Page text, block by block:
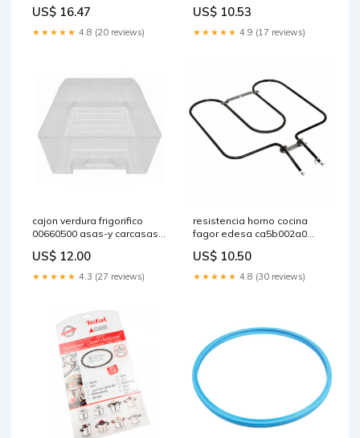
US$ 16.47
★★★★★ 4.8 (20 reviews)
US$ 10.53
★★★★★ 4.9 (17 reviews)
cajon verdura frigorifico
00660500 asas-y carcasas
US$ 12.00
★★★★★ 4.3 (27 reviews)
resistencia horno cocina
fagor edesa ca5b002a0
aspiradora
US$ 10.50
★★★★★ 4.8 (30 reviews)